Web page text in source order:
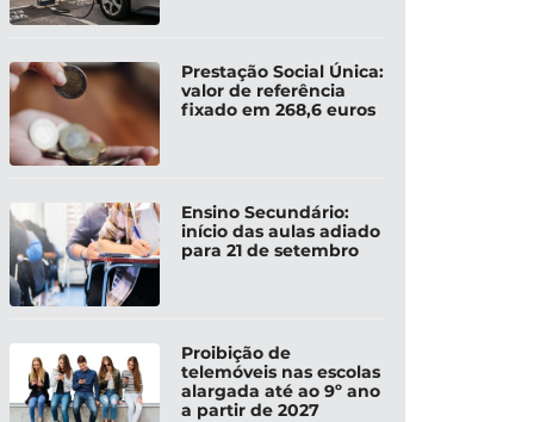
Prestação Social Única:
valor de referência
fixado em 268,6 euros
Ensino Secundário:
início das aulas adiado
para 21 de setembro
Proibição de
telemóveis nas escolas
alargada até ao 9º ano
a partir de 2027